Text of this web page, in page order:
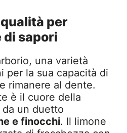
per
di sapori
una varietà
per la sua capacità di
rimanere al dente.
è il cuore della
un duetto
e finocchi. Il limone